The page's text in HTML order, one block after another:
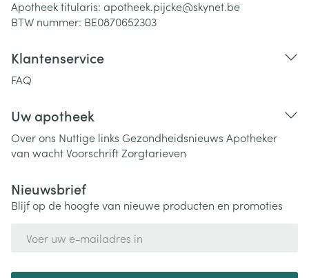
Apotheek titularis: apotheek.pijcke@skynet.be
BTW nummer: BE0870652303
Klantenservice
FAQ
Uw apotheek
Over ons Nuttige links Gezondheidsnieuws Apotheker
van wachtVoorschriftZorgtarieven
Nieuwsbrief
Blijf op de hoogte van nieuwe producten en promoties